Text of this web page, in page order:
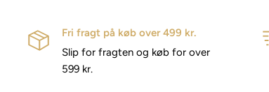
Fri fragt på køb over 499 kr.
Slip for fragten og køb for over
599 kr.